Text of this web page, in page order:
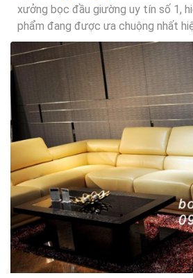
xưởng bọc đầu giường uy tín số 1,
phẩm đang được ưa chuộng nhất